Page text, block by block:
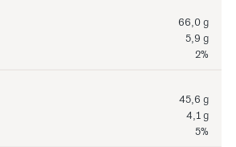
66,0 g
5,9 g
2%
45,6 g
4,1 g
5%